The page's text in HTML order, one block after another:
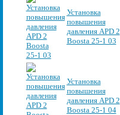
Установка
повышения
давления APD 2
Boosta 25-1 03
Установка
повышения
давления APD 2
Boosta 25-1 04